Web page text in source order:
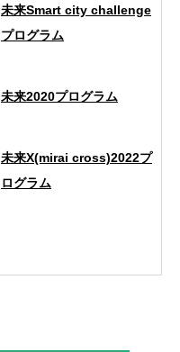
未来Smart city challenge
プログラム
未来2020プログラム
未来X(mirai cross)2022プ
ログラム